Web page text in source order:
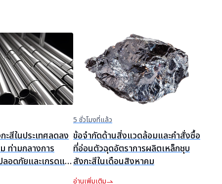
สีในประเทศลดลง
ท่ามกลางการ
อดภัยและเกรดแร่
5 ชั่วโมงที่แล้ว
ข้อจำกัดด้านสิ่งแวดล้อมและคำสั่งซื้อ
ที่อ่อนตัวฉุดอัตราการผลิตเหล็กชุบ
สังกะสีในเดือนสิงหาคม
อ่านเพิ่มเติม